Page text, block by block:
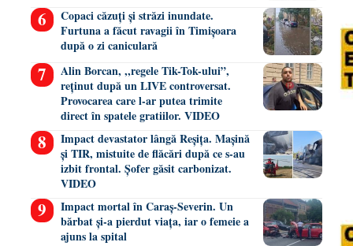
Copaci căzuți și străzi inundate.
Furtuna a făcut ravagii în Timișoara
după o zi caniculară
Alin Borcan, ,,regele Tik-Tok-ului”,
reținut după un LIVE controversat.
Provocarea care l-ar putea trimite
direct în spatele gratiilor. VIDEO
Impact devastator lângă Reșița. Mașină
și TIR, mistuite de flăcări după ce s-au
izbit frontal. Șofer găsit carbonizat.
VIDEO
Impact mortal în Caraș-Severin. Un
bărbat și-a pierdut viața, iar o femeie a
ajuns la spital